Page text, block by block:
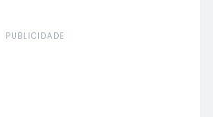
PUBLICIDADE